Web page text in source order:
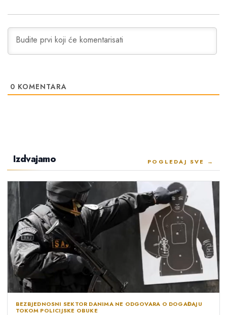
0 KOMENTARA
Izdvajamo POGLEDAJ SVE →
BEZBJEDNOSNI SEKTOR DANIMA NE ODGOVARA O DOGAĐAJU
TOKOM POLICIJSKE OBUKE